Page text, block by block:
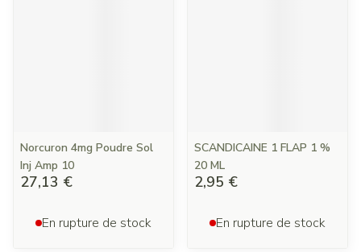
Norcuron 4mg Poudre Sol
Inj Amp 10
27,13 €
En rupture de stock
SCANDICAINE 1 FLAP 1 %
20 ML
2,95 €
En rupture de stock